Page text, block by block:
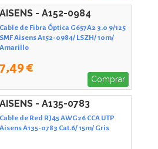
AISENS - A152-0984
Cable de Fibra Óptica G657A2 3.0 9/125
SMF Aisens A152-0984/ LSZH/ 10m/
Amarillo
7,49 €
Comprar
AISENS - A135-0783
Cable de Red RJ45 AWG26 CCA UTP
Aisens A135-0783 Cat.6/ 15m/ Gris